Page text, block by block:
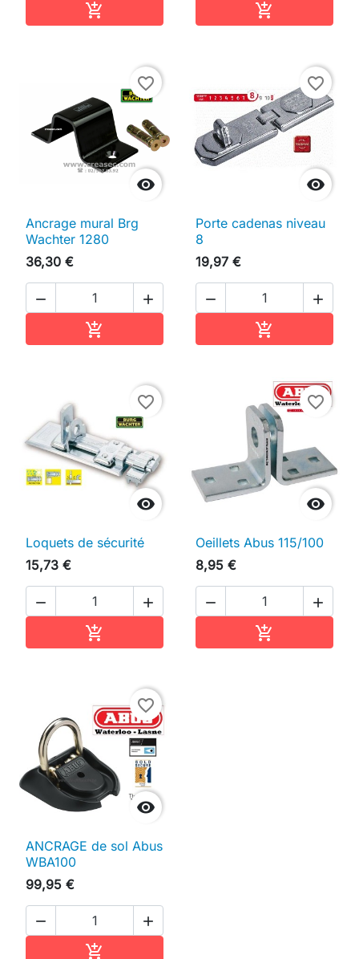
 

favorite_border
Ancrage mural Brg
Wachter 1280
36,30 €
 


favorite_border
Porte cadenas niveau
8
19,97 €
 


favorite_border
Loquets de sécurité
15,73 €
 


favorite_border
Oeillets Abus 115/100
8,95 €
 


favorite_border
ANCRAGE de sol Abus
WBA100
99,95 €
 
